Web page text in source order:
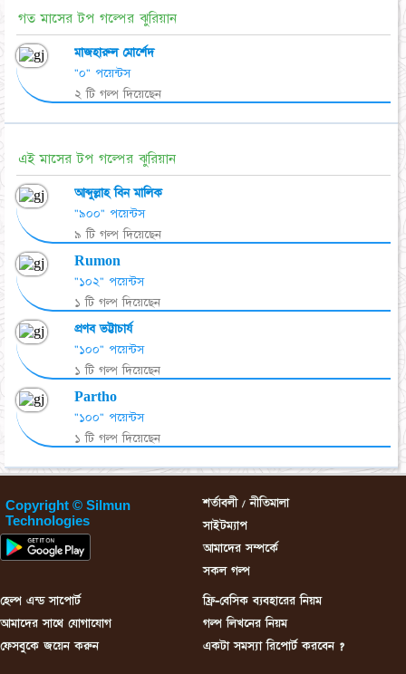
গত মাসের টপ গল্পের ঝুরিয়ান
মাজহারুল মোর্শেদ
"০" পয়েন্টস
২ টি গল্প দিয়েছেন
এই মাসের টপ গল্পের ঝুরিয়ান
আব্দুল্লাহ বিন মালিক
"৯০০" পয়েন্টস
৯ টি গল্প দিয়েছেন
Rumon
"১০২" পয়েন্টস
১ টি গল্প দিয়েছেন
প্রণব ভট্টাচার্য
"১০০" পয়েন্টস
১ টি গল্প দিয়েছেন
Partho
"১০০" পয়েন্টস
১ টি গল্প দিয়েছেন
Copyright © Silmun
Technologies
শর্তাবলী / নীতিমালা
সাইটম্যাপ
আমাদের সম্পর্কে
সকল গল্প
হেল্প এন্ড সাপোর্ট
আমাদের সাথে যোগাযোগ
ফেসবুকে জয়েন করুন
ফ্রি-বেসিক ব্যবহারের নিয়ম
গল্প লিখনের নিয়ম
একটা সমস্যা রিপোর্ট করবেন ?